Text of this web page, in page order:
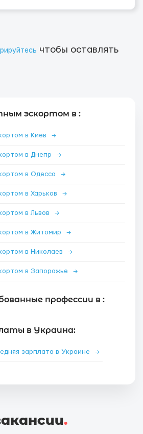
чтобы оставлять
эскортом в :
в Киев →
в Днепр →
в Одесса →
в Харьков →
в Львов →
в Житомир →
в Николаев →
в Запорожье →
профессии в :
в Украина:
зарплата в Украине →
.